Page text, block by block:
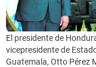
El presidente de
vicepresidente de
Guatemala, Otto Pérez